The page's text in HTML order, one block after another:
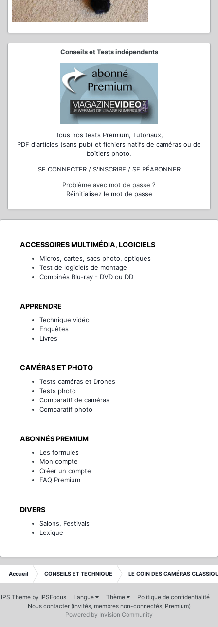
Conseils et Tests indépendants
Tous nos tests Premium, Tutoriaux,
PDF d'articles (sans pub) et fichiers natifs de caméras ou de
boîtiers photo.
SE CONNECTER / S'INSCRIRE / SE RÉABONNER
Problème avec mot de passe ?
Réinitialisez le mot de passe
ACCESSOIRES MULTIMÉDIA, LOGICIELS
Micros, cartes, sacs photo, optiques
Test de logiciels de montage
Combinés Blu-ray - DVD ou DD
APPRENDRE
Technique vidéo
Enquêtes
Livres
CAMÉRAS ET PHOTO
Tests caméras et Drones
Tests photo
Comparatif de caméras
Comparatif photo
ABONNÉS PREMIUM
Les formules
Mon compte
Créer un compte
FAQ Premium
DIVERS
Salons, Festivals
Lexique
Accueil CONSEILS ET TECHNIQUE LE COIN DES CAMÉRAS
IPS Theme by IPSFocus Langue Thème
Politique de confidentialité
Nous contacter (invités, membres non-connectés, Premium)
Powered by Invision Community